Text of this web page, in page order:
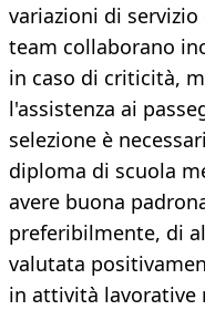
variazioni di
team collaborano
in caso di criticità,
l'assistenza ai
selezione è
diploma di scuola
avere buona
preferibilmente, di
valutata
in attività lavorative